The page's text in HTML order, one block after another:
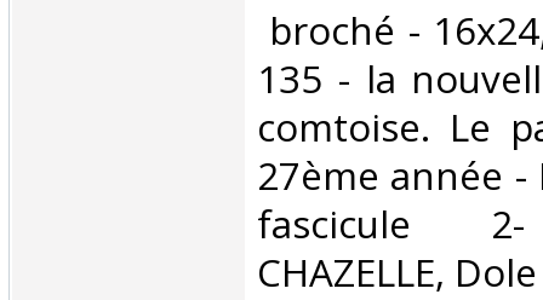
broché -
135 - la
comtoise. Le
27ème année -
fascicule
CHAZELLE,